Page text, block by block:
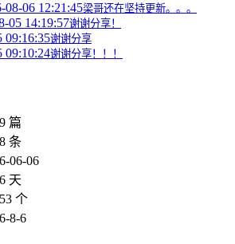
08-06 12:21:45梁哥还在坚持更新。。。
05 14:19:57谢谢分享！
09:16:35谢谢分享
09:10:24谢谢分享！！！
篇
条
06-06
天
个
8-6